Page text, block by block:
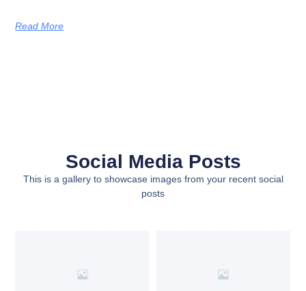
Read More
Social Media Posts
This is a gallery to showcase images from your recent social
posts